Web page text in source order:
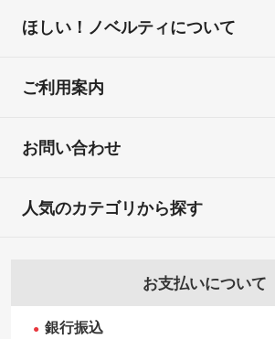
ほしい！ノベルティについて
ご利用案内
お問い合わせ
お支払いについて
銀行振込
人気のカテゴリから探す